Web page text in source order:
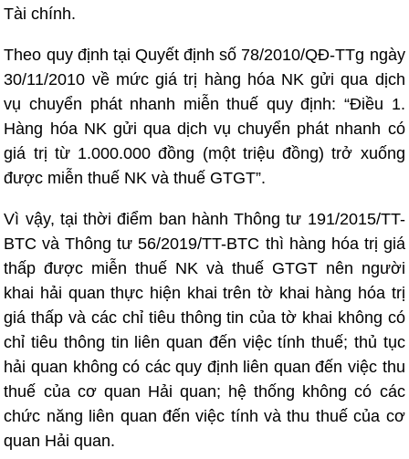
Tài chính.
Theo quy định tại Quyết định số 78/2010/QĐ-TTg ngày
30/11/2010 về mức giá trị hàng hóa NK gửi qua dịch
vụ chuyển phát nhanh miễn thuế quy định: “Điều 1.
Hàng hóa NK gửi qua dịch vụ chuyển phát nhanh có
giá trị từ 1.000.000 đồng (một triệu đồng) trở xuống
được miễn thuế NK và thuế GTGT”.
Vì vậy, tại thời điểm ban hành Thông tư 191/2015/TT-
BTC và Thông tư 56/2019/TT-BTC thì hàng hóa trị giá
thấp được miễn thuế NK và thuế GTGT nên người
khai hải quan thực hiện khai trên tờ khai hàng hóa trị
giá thấp và các chỉ tiêu thông tin của tờ khai không có
chỉ tiêu thông tin liên quan đến việc tính thuế; thủ tục
hải quan không có các quy định liên quan đến việc thu
thuế của cơ quan Hải quan; hệ thống không có các
chức năng liên quan đến việc tính và thu thuế của cơ
quan Hải quan.